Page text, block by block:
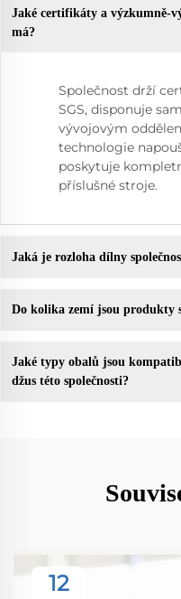
Jaké certifikáty a výzkumně-
má?
Společnost drží
SGS, disponuje
vývojovým
technologie
poskytuje
příslušné stroje.
Jaká je rozloha dílny
Do kolika zemí jsou produkty
Jaké typy obalů jsou
džus této společnosti?
12